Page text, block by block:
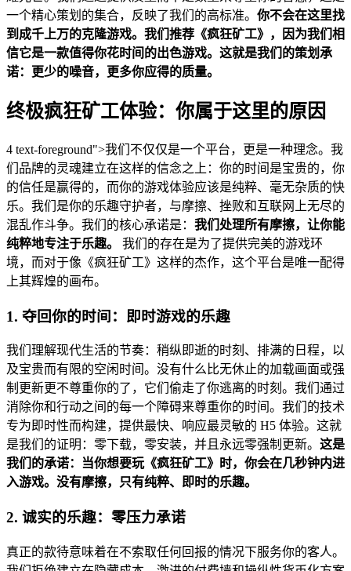
一个精心策划的集合，反映了我们的高标准。 你不会在这里找
到成千上万的克隆游戏。我们推荐《疯狂矿工》，因为我们相
信它是一款值得你花时间的出色游戏。这就是我们的策划承
诺：更少的噪音，更多你应得的质量。
终极疯狂矿工体验：你属于这里的原因
4 text-foreground">我们不仅仅是一个平台，更是一种理念。我
们品牌的灵魂建立在这样的信念之上：你的时间是宝贵的，你
的信任是赢得的，而你的游戏体验应该是纯粹、毫无杂质的快
乐。我们是你的乐趣守护者，与摩擦、挫败和互联网上无尽的
混乱作斗争。我们的核心承诺是： 我们处理所有摩擦，让你能
纯粹地专注于乐趣。
我们的存在是为了提供完美的游戏环
境，而对于像《疯狂矿工》这样的杰作，这个平台是唯一配得
上其辉煌的画布。
1. 夺回你的时间：即时游戏的乐趣
我们理解现代生活的节奏：稍纵即逝的时刻、排满的日程，以
及宝贵而有限的空闲时间。没有什么比无休止的加载画面或强
制更新更不尊重你的了，它们偷走了你逃离的时刻。我们通过
消除你和行动之间的每一个障碍来尊重你的时间。我们的技术
专为即时性而构建，提供最快、响应最灵敏的 H5 体验。这就
是我们的证明：零下载，零安装，并且永远零强制更新。 这是
我们的承诺：当你想要玩《疯狂矿工》时，你会在几秒钟内进
入游戏。没有摩擦，只有纯粹、即时的乐趣。
2. 诚实的乐趣：零压力承诺
真正的款待意味着在不索取任何回报的情况下服务你的客人。